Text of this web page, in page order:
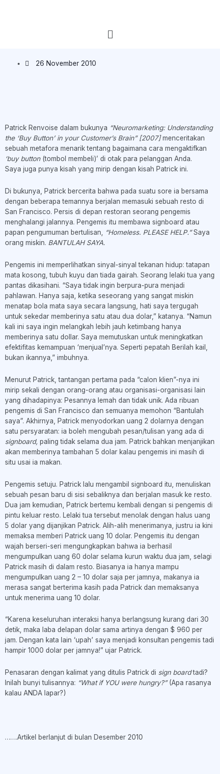
26 November 2010
Patrick Renvoise dalam bukunya “Neuromarketing: Understanding
the ‘Buy Button’ in your Customer’s Brain” [2007]menceritakan
sebuah metafora menarik tentang bagaimana cara mengaktifkan
‘buy button(tombol membeli)’ di otak para pelanggan Anda.
Saya juga punya kisah yang mirip dengan kisah Patrick ini.
Di bukunya, Patrick bercerita bahwa pada suatu sore ia bersama
dengan beberapa temannya berjalan memasuki sebuah resto di
San Francisco. Persis di depan restoran seorang pengemis
menghalangi jalannya. Pengemis itu membawa signboard atau
papan pengumuman bertulisan,
“Homeless. PLEASE HELP.”Saya
orang miskin. BANTULAH SAYA.
Pengemis ini memperlihatkan sinyal-sinyal tekanan hidup: tatapan
mata kosong, tubuh kuyu dan tiada gairah. Seorang lelaki tua yang
pantas dikasihani. “Saya tidak ingin berpura-pura menjadi
pahlawan. Hanya saja, ketika seseorang yang sangat miskin
menatap bola mata saya secara langsung, hati saya tergugah
untuk sekedar memberinya satu atau dua dolar,” katanya. “Namun
kali ini saya ingin melangkah lebih jauh ketimbang hanya
memberinya satu dollar. Saya memutuskan untuk meningkatkan
efektifitas kemampuan ‘menjual’nya. Seperti pepatah Berilah kail,
bukan ikannya,” imbuhnya.
Menurut Patrick, tantangan pertama pada “calon klien”-nya ini
mirip sekali dengan orang-orang atau organisasi-organisasi lain
yang dihadapinya: Pesannya lemah dan tidak unik. Ada ribuan
pengemis di San Francisco dan semuanya memohon “Bantulah
saya”. Akhirnya, Patrick menyodorkan uang 2 dolarnya dengan
satu persyaratan: ia boleh mengubah pesan/tulisan yang ada di
signboard, paling tidak selama dua jam. Patrick bahkan menjanjikan
akan memberinya tambahan 5 dolar kalau pengemis ini masih di
situ usai ia makan.
Pengemis setuju. Patrick lalu mengambil signboard itu, menuliskan
sebuah pesan baru di sisi sebaliknya dan berjalan masuk ke resto.
Dua jam kemudian, Patrick bertemu kembali dengan si pengemis di
pintu keluar resto. Lelaki tua tersebut menolak dengan halus uang
5 dolar yang dijanjikan Patrick. Alih-alih menerimanya, justru ia kini
memaksa memberi Patrick uang 10 dolar. Pengemis itu dengan
wajah berseri-seri mengungkapkan bahwa ia berhasil
mengumpulkan uang 60 dolar selama kurun waktu dua jam, selagi
Patrick masih di dalam resto. Biasanya ia hanya mampu
mengumpulkan uang 2 – 10 dolar saja per jamnya, makanya ia
merasa sangat berterima kasih pada Patrick dan memaksanya
untuk menerima uang 10 dolar.
“Karena keseluruhan interaksi hanya berlangsung kurang dari 30
detik, maka laba delapan dolar sama artinya dengan $ 960 per
jam. Dengan kata lain ‘upah’ saya menjadi konsultan pengemis tadi
hampir 1000 dolar per jamnya!” ujar Patrick.
Penasaran dengan kalimat yang ditulis Patrick di sign boardtadi?
Inilah bunyi tulisannya: “What if YOU were hungry?”(Apa rasanya
kalau ANDA lapar?)
…….Artikel berlanjut di bulan Desember 2010